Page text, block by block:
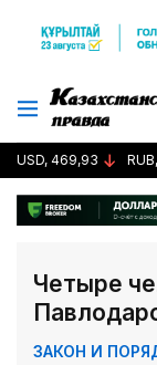
USD, 469,93
Четыре
ЗАКОН И